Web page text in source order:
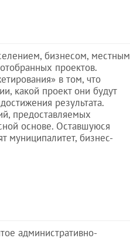
бизнесом, местным
проектов.
в том, что
какой проект они будут
результата.
предоставляемых
основе. Оставшуюся
муниципалитет, бизнес-
административно-